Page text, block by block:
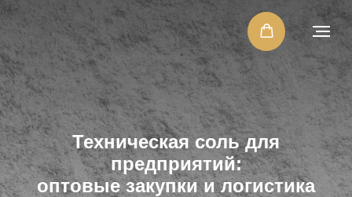
Техническая соль для
предприятий:
оптовые закупки и логистика